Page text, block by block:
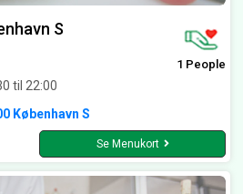
S
til 22:00
1 People
København S
Se Menukort